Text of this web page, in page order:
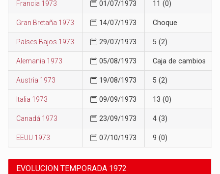
Francia 1973 01/07/1973 11 (0)
Gran Bretaña 1973 14/07/1973 Choque
Países Bajos 1973 29/07/1973 5 (2)
Alemania 1973 05/08/1973 Caja de cambios
Austria 1973 19/08/1973 5 (2)
Italia 1973 09/09/1973 13 (0)
Canadá 1973 23/09/1973 4 (3)
EEUU 1973 07/10/1973 9 (0)
EVOLUCION TEMPORADA 1972